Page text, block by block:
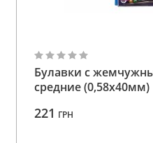
Булавки с
средние (0,58х40мм)
221 ГРН